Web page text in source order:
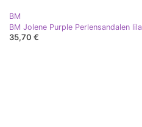
BM
BM Jolene Purple Perlensandalen lila
35,70 €